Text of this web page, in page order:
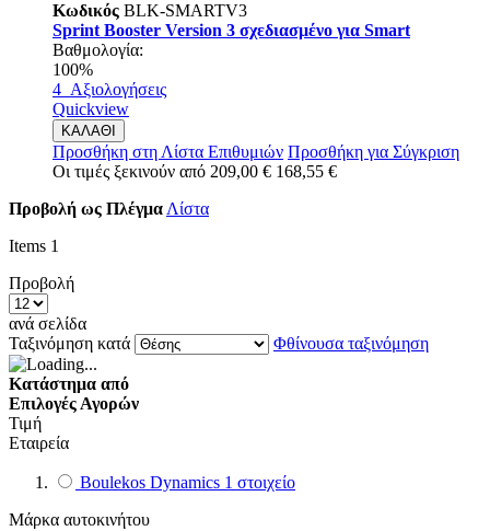
Κωδικός BLK-SMARTV3
Sprint Booster Version 3 σχεδιασμένο για Smart
Βαθμολογία:
100%
4 Αξιολογήσεις
Quickview
ΚΑΛΑΘΙ
Προσθήκη στη Λίστα Επιθυμιών Προσθήκη για Σύγκριση
Οι τιμές ξεκινούν από 209,00 € 168,55 €
Προβολή ως ΠλέγμαΛίστα
Items 1
Προβολή
ανά σελίδα
Ταξινόμηση κατά
Φθίνουσα ταξινόμηση
Κατάστημα από
Επιλογές Αγορών
Τιμή
Εταιρεία
Boulekos Dynamics 1 στοιχείο
Μάρκα αυτοκινήτου